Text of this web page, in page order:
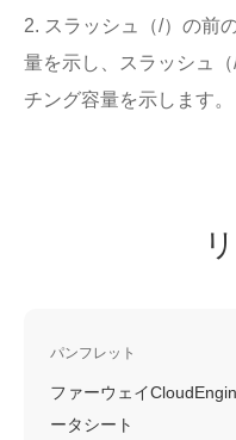
2. スラッシュ（/）の前
量を示し、スラッシュ
チング容量を示します。
パンフレット
ファーウェイ
ータシート